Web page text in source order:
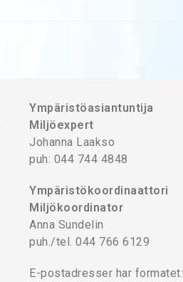
Ympäristöasiantuntija
Miljöexpert
Johanna Laakso
puh: 044 744 4848
Ympäristökoordinaattori
Miljökoordinator
Anna Sundelin
puh./tel. 044 766 6129
E-postadresser har formatet: